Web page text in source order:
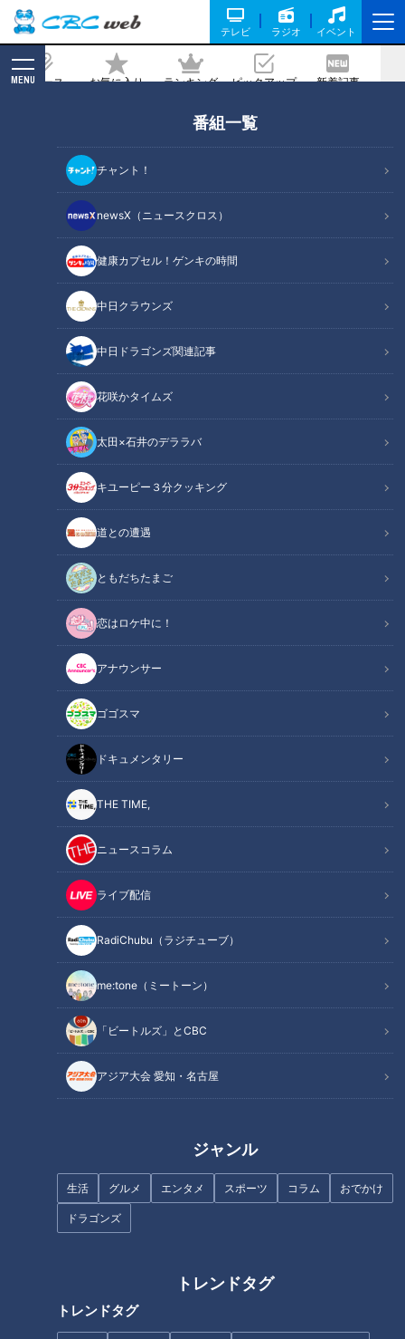
テレビ ラジオ イベント
ニュース お気に入り ランキング ピックアップ 新着記事
MENU
番組一覧
チャント！
newsX（ニュースクロス）
健康カプセル！ゲンキの時間
中日クラウンズ
中日ドラゴンズ関連記事
花咲かタイムズ
太田×石井のデララバ
キユーピー３分クッキング
道との遭遇
ともだちたまご
恋はロケ中に！
アナウンサー
ゴゴスマ
ドキュメンタリー
THE TIME,
ニュースコラム
ライブ配信
RadiChubu（ラジチューブ）
me:tone（ミートーン）
「ビートルズ」とCBC
アジア大会 愛知・名古屋
ジャンル
生活 グルメ エンタメ スポーツ コラム おでかけ
ドラゴンズ
トレンドタグ
トレンドタグ
ニューは毎日1種類！CBC友廣アナ大満
足の“店主の気まぐれ日替わりランチ”と
2026/03/09 06:03
2026年2月27日放送
CBCテレビ『チャント！』
チャント！
友廣南実の地元いいとこ自転車旅
大阪出身のCBC友廣南実アナが、大好きな自転車で東海地方
の魅力を発掘するアポなし旅「地元いいとこ自転車旅」。今回
は、静岡市から「名古屋市瑞穂公園陸上競技場」を目指し、約
200㎞を走ります。
旅の折り返し地点！愛知県もすぐそこ？
浜松餃子の人気店は定休日！救いの神はお店のめいっ子！
メニューは毎日1種類！地元で愛される日替わりランチ
オススメ関連コンテンツ
旅の折り返し地点！愛知県もすぐそこ？
CBCテレビ『チャント！』
す。午前7時30分、気温は-1℃と自転車旅一番の寒さ！友廣ア
ナは、ピンクのハンドルとファンが作ってくれた特製エンドキ
ャップでかわいくなった自転車に乗って出発します。